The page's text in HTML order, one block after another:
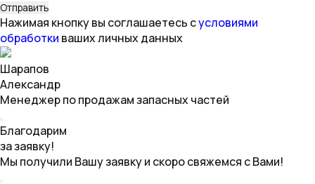
Нажимая кнопку вы соглашаетесь сусловиями
обработки ваших личных данных
Шарапов
Александр
Менеджер по продажам запасных частей
Благодарим
за заявку!
Мы получили Вашу заявку и скоро свяжемся с Вами!